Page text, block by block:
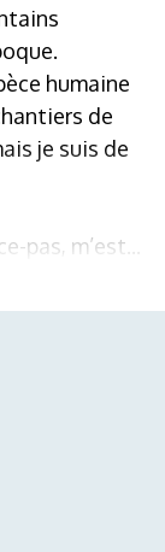
humaine
de
je suis de
m’est...